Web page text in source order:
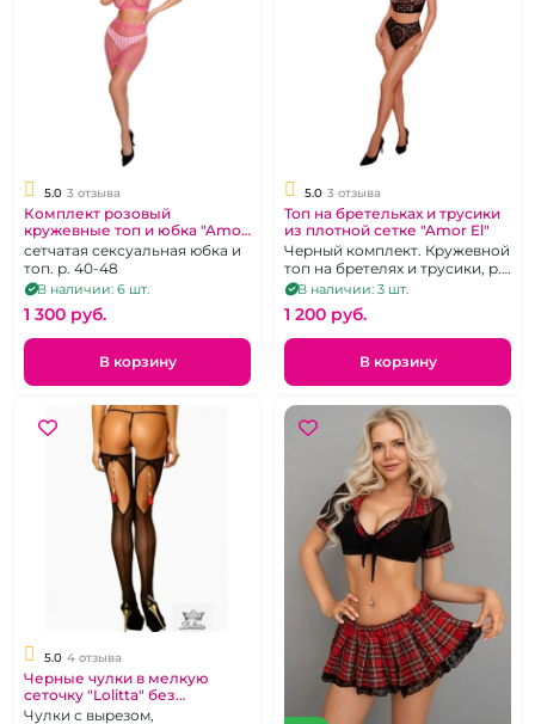
5.0 3 отзыва
Комплект розовый
кружевные топ и юбка "Amor
El"
сетчатая сексуальная юбка и
топ. р. 40-48
В наличии: 6 шт.
1 300 pуб.
В корзину
5.0 3 отзыва
Топ на бретельках и трусики
из плотной сетке "Amor El"
Черный комплект. Кружевной
топ на бретелях и трусики, р.
42-48
В наличии: 3 шт.
1 200 pуб.
В корзину
5.0 4 отзыва
Черные чулки в мелкую
сеточку "Lolitta" без
силикона, сзади разрез с
Чулки с вырезом,